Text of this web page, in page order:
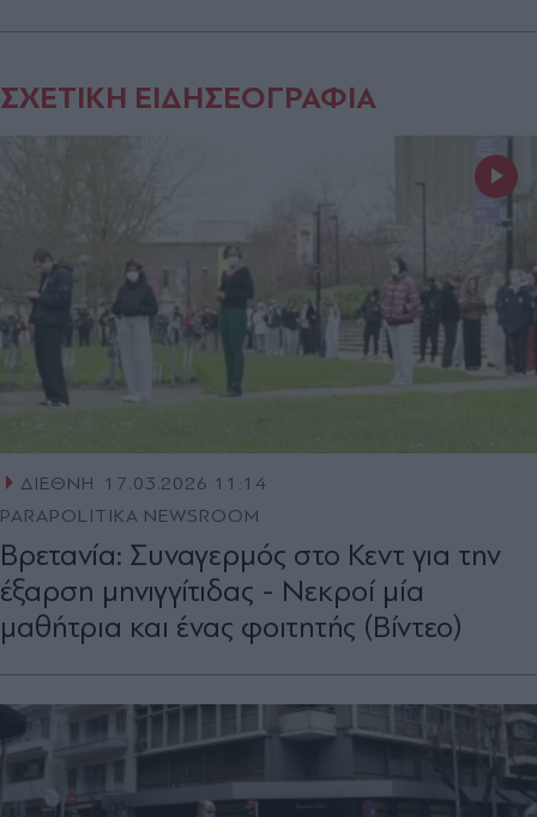
ΣΧΕΤΙΚΗ ΕΙΔΗΣΕΟΓΡΑΦΙΑ
ΔΙΕΘΝΗ
17.03.2026 11:14
PARAPOLITIKA NEWSROOM
Βρετανία: Συναγερμός στο Κεντ για την
έξαρση μηνιγγίτιδας - Νεκροί μία
μαθήτρια και ένας φοιτητής (Βίντεο)